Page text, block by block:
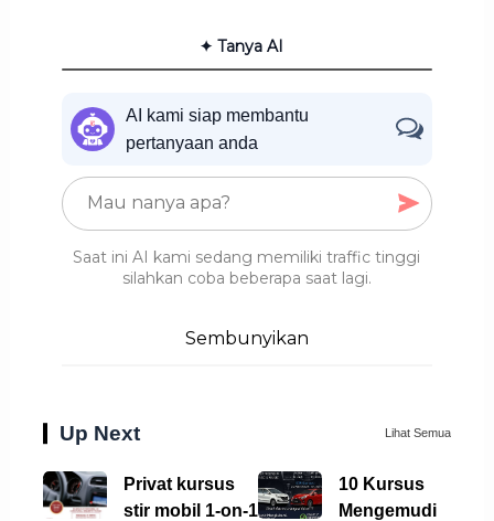
✦ Tanya AI
AI kami siap membantu
pertanyaan anda
Saat ini AI kami sedang memiliki traffic tinggi
silahkan coba beberapa saat lagi.
Sembunyikan
Up Next Lihat Semua
Privat kursus
stir mobil 1-on-1
10 Kursus
Mengemudi